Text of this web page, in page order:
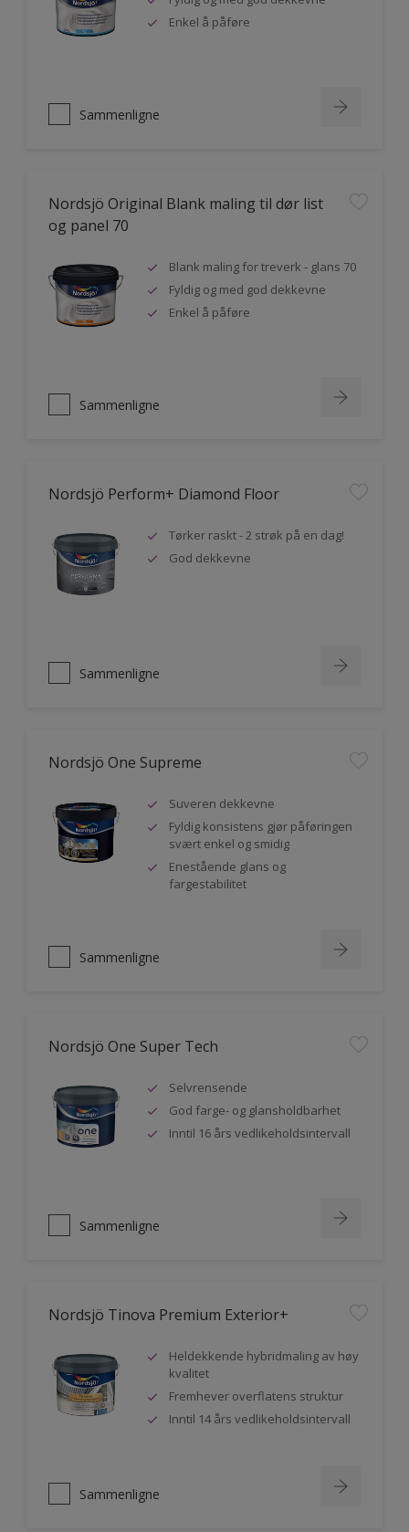
Enkel å påføre
Sammenligne
Nordsjö Original Blank maling til dør list
og panel 70
Blank maling for treverk - glans 70
Fyldig og med god dekkevne
Enkel å påføre
Sammenligne
Nordsjö Perform+ Diamond Floor
Tørker raskt - 2 strøk på en dag!
God dekkevne
Sammenligne
Nordsjö One Supreme
Suveren dekkevne
Fyldig konsistens gjør påføringen
svært enkel og smidig
Enestående glans og
fargestabilitet
Sammenligne
Nordsjö One Super Tech
Selvrensende
God farge- og glansholdbarhet
Inntil 16 års vedlikeholdsintervall
Sammenligne
Nordsjö Tinova Premium Exterior+
Heldekkende hybridmaling av høy
kvalitet
Fremhever overflatens struktur
Inntil 14 års vedlikeholdsintervall
Sammenligne